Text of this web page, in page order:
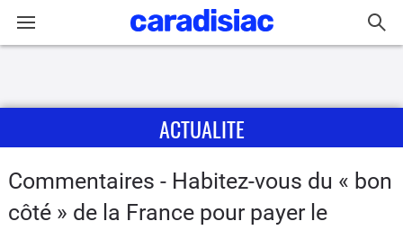
Actu
Essais
ACTUALITE
Commentaires - Habitez-vous du « bon
côté » de la France pour payer le